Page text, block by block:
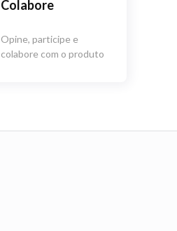
Colabore
Opine, participe e
colabore com o produto